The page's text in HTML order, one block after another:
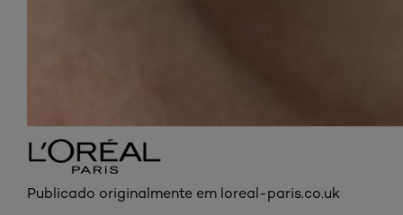
Publicado originalmente em loreal-paris.co.uk